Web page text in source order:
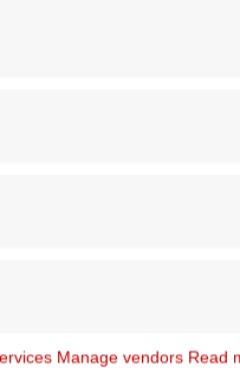
Manage vendors Read